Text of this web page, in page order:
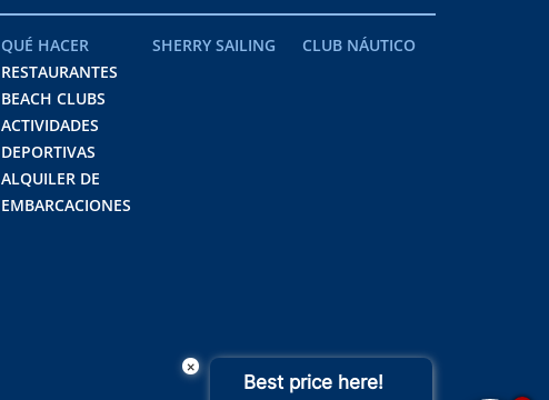
QUÉ HACER
RESTAURANTES
BEACH CLUBS
ACTIVIDADES
DEPORTIVAS
ALQUILER DE
EMBARCACIONES
SHERRY SAILING CLUB NÁUTICO
×
Best price here!